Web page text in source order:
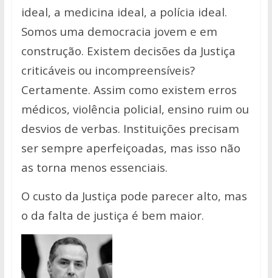
ideal, a medicina ideal, a polícia ideal.
Somos uma democracia jovem e em
construção. Existem decisões da Justiça
criticáveis ou incompreensíveis?
Certamente. Assim como existem erros
médicos, violência policial, ensino ruim ou
desvios de verbas. Instituições precisam
ser sempre aperfeiçoadas, mas isso não
as torna menos essenciais.
O custo da Justiça pode parecer alto, mas
o da falta de justiça é bem maior.